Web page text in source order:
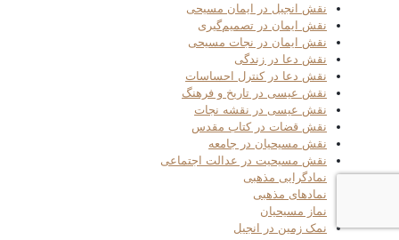
نقش انجیل در ایمان مسیحی
نقش ایمان در تصمیم‌گیری
نقش ایمان در نجات مسیحی
نقش دعا در زندگی
نقش دعا در کنترل احساسات
نقش عیسی در تاریخ و فرهنگ
نقش عیسی در نقشه نجات
نقش قضات در کتاب مقدس
نقش مسیحیان در جامعه
نقش مسیحیت در عدالت اجتماعی
نمادگرایی مذهبی
نمادهای مذهبی
نماز مسیحیان
نمک زمین در انجیل